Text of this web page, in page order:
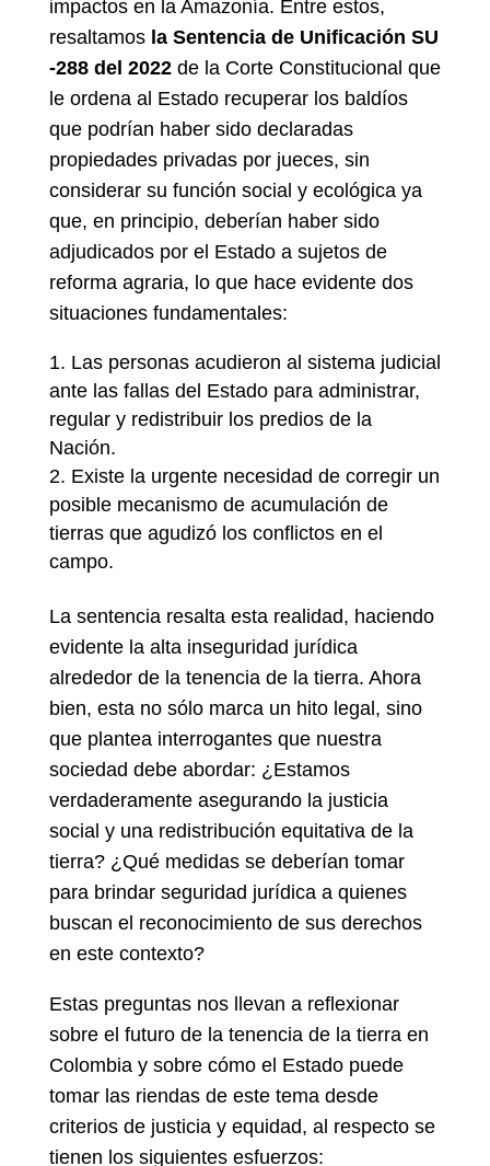
impactos en la Amazonía. Entre estos,
resaltamos la Sentencia de Unificación SU
-288 del 2022de la Corte Constitucional que
le ordena al Estado recuperar los baldíos
que podrían haber sido declaradas
propiedades privadas por jueces, sin
considerar su función social y ecológica ya
que, en principio, deberían haber sido
adjudicados por el Estado a sujetos de
reforma agraria, lo que hace evidente dos
situaciones fundamentales:
Las personas acudieron al sistema judicial
ante las fallas del Estado para administrar,
regular y redistribuir los predios de la
Nación.
Existe la urgente necesidad de corregir un
posible mecanismo de acumulación de
tierras que agudizó los conflictos en el
campo.
La sentencia resalta esta realidad, haciendo
evidente la alta inseguridad jurídica
alrededor de la tenencia de la tierra. Ahora
bien, esta no sólo marca un hito legal, sino
que plantea interrogantes que nuestra
sociedad debe abordar: ¿Estamos
verdaderamente asegurando la justicia
social y una redistribución equitativa de la
tierra? ¿Qué medidas se deberían tomar
para brindar seguridad jurídica a quienes
buscan el reconocimiento de sus derechos
en este contexto?
Estas preguntas nos llevan a reflexionar
sobre el futuro de la tenencia de la tierra en
Colombia y sobre cómo el Estado puede
tomar las riendas de este tema desde
criterios de justicia y equidad, al respecto se
tienen los siguientes esfuerzos: